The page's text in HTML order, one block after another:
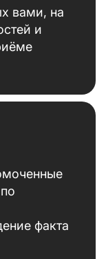
вами, на
и
факта